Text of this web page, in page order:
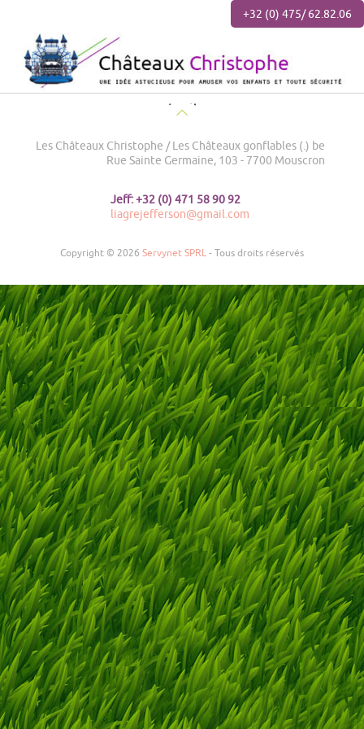
+32 (0) 475/ 62.82.06
MENU
Les Châteaux Christophe / Les Châteaux gonflables (.) be
Rue Sainte Germaine, 103 - 7700 Mouscron
Jeff: +32 (0) 471 58 90 92
liagrejefferson@gmail.com
Copyright © 2026 Servynet SPRL - Tous droits réservés